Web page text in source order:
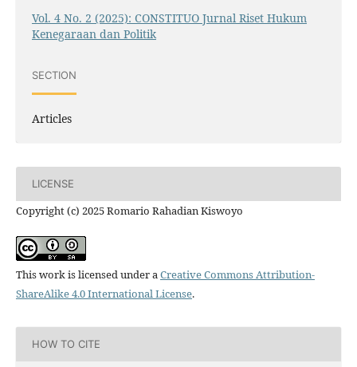
Vol. 4 No. 2 (2025): CONSTITUO Jurnal Riset Hukum
Kenegaraan dan Politik
SECTION
Articles
LICENSE
Copyright (c) 2025 Romario Rahadian Kiswoyo
This work is licensed under aCreative Commons Attribution-
ShareAlike 4.0 International License.
HOW TO CITE